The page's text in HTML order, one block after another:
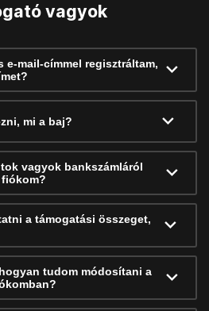
vagyok
e-mail-címmel regisztráltam,
mi a baj?
vagyok bankszámláról
a támogatási összeget,
tudom módosítani a